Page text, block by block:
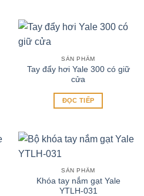
SẢN PHẨM
Tay đẩy hơi Yale 300 có giữ
cửa
ĐỌC TIẾP
SẢN PHẨM
Khóa tay nắm gạt Yale
YTLH-031